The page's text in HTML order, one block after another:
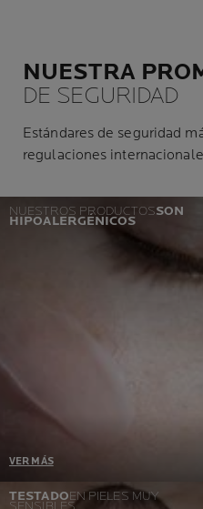
NUESTRA
DE SEGURIDAD
Estándares de seguridad
regulaciones
NUESTROS PRODUCTOSSON
HIPOALERGÉNICOS
VER MÁS
Un prerrequisito = cero
TESTADOEN PIELES MUY